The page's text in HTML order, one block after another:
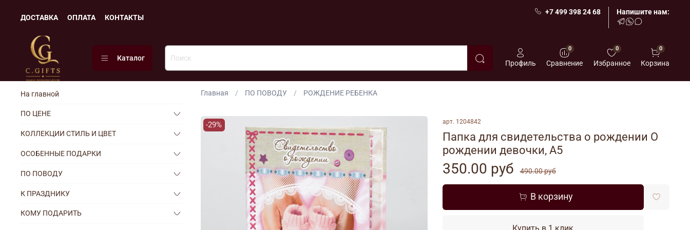
ДОСТАВКА ОПЛАТА КОНТАКТЫ
+7 499 398 24 68 Напишите нам:
Каталог
Профиль
0
Сравнение
0
Избранное
0
Корзина
Главная ПО ПОВОДУ РОЖДЕНИЕ РЕБЕНКА
-29% арт. 1204842
Папка для свидетельства о рождении О
рождении девочки, А5
350.00 руб 490.00 руб
В корзину
Купить в 1 клик
На главной
ПО ЦЕНЕ
КОЛЛЕКЦИИ СТИЛЬ И ЦВЕТ
ОСОБЕННЫЕ ПОДАРКИ
ПО ПОВОДУ
К ПРАЗДНИКУ
КОМУ ПОДАРИТЬ